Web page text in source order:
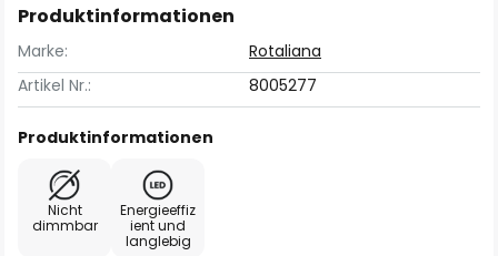
Produktinformationen
Marke:
Rotaliana
Artikel Nr.:
8005277
Produktinformationen
Nicht
dimmbar
Energieeffiz
ient und
langlebig